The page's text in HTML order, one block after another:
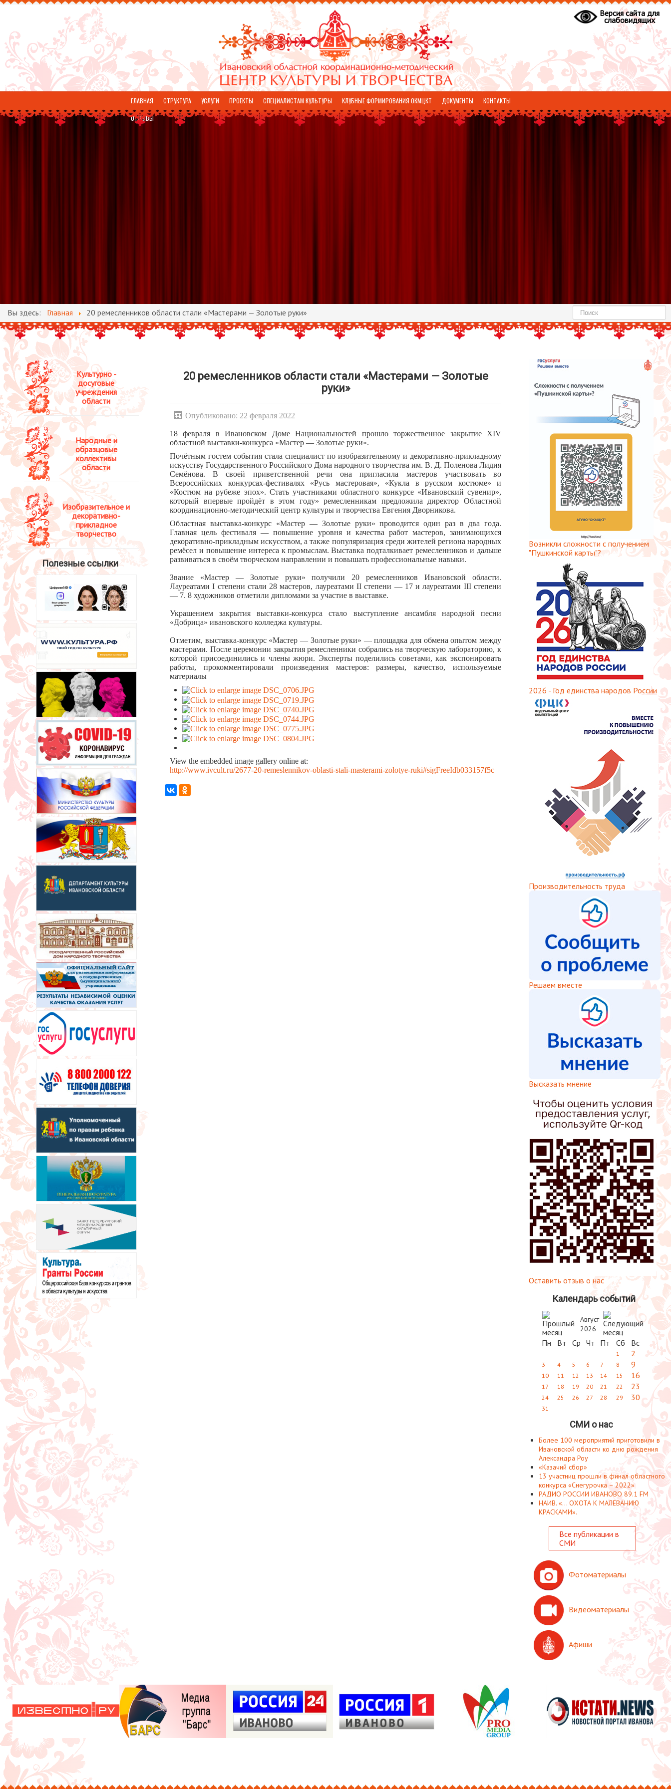
Версия сайта для
слабовидящих
ГЛАВНАЯ СТРУКТУРА УСЛУГИ ПРОЕКТЫ СПЕЦИАЛИСТАМ КУЛЬТУРЫ КЛУБНЫЕ ФОРМИРОВАНИЯ ОКМЦКТ ДОКУМЕНТЫ КОНТАКТЫ
ОТЗЫВЫ
Вы здесь: Главная 20 ремесленников области стали «Мастерами — Золотые руки» Найти
Культурно -
досуговые
учреждения
области
Народные и
образцовые
коллективы
области
Изобразительное и
декоративно-
прикладное
творчество
Полезные ссылки
20 ремесленников области стали «Мастерами — Золотые
руки»
Опубликовано: 22 февраля 2022
18 февраля в Ивановском Доме Национальностей прошло торжественное закрытие XIV
областной выставки-конкурса «Мастер — Золотые руки».
Почётным гостем события стала специалист по изобразительному и декоративно-прикладному
искусству Государственного Российского Дома народного творчества им. В. Д. Поленова Лидия
Семёнова. В своей приветственной речи она пригласила мастеров участвовать во
Всероссийских конкурсах-фестивалях «Русь мастеровая», «Кукла в русском костюме» и
«Костюм на рубеже эпох». Стать участниками областного конкурсе «Ивановский сувенир»,
который впервые пройдёт в этом году» ремесленникам предложила директор Областной
координационно-методический центр культуры и творчества Евгения Дворникова.
Областная выставка-конкурс «Мастер — Золотые руки» проводится один раз в два года.
Главная цель фестиваля — повышение уровня и качества работ мастеров, занимающихся
декоративно-прикладным искусством, а также популяризация среди жителей региона народных
ремёсел и повышение интереса к промыслам. Выставка подталкивает ремесленников и дальше
развиваться в своём творческом направлении и повышать профессиональные навыки.
Звание «Мастер — Золотые руки» получили 20 ремесленников Ивановской области.
Лауреатами I степени стали 28 мастеров, лауреатами II степени — 17 и лауреатами III степени
— 7. 8 художников отметили дипломами за участие в выставке.
Украшением закрытия выставки-конкурса стало выступление ансамбля народной песни
«Добрица» ивановского колледжа культуры.
Отметим, выставка-конкурс «Мастер — Золотые руки» — площадка для обмена опытом между
мастерами. После церемонии закрытия ремесленники собрались на творческую лабораторию, к
которой присоединились и члены жюри. Эксперты поделились советами, как экспонировать
работы, прокомментировали произведения мастеров: размеры, качество, используемые
материалы
View the embedded image gallery online at:
http://www.ivcult.ru/2677-20-remeslennikov-oblasti-stali-masterami-zolotye-ruki#sigFreeIdb033157f5c
Возникли сложности с получением
"Пушкинской карты"?
2026 - Год единства народов России
Производительность труда
Решаем вместе
Высказать мнение
Оставить отзыв о нас
Календарь событий
Август
2026
Пн Вт Ср Чт Пт Сб Вс
1 2
3 4 5 6 7 8 9
10 11 12 13 14 15 16
17 18 19 20 21 22 23
24 25 26 27 28 29 30
31
СМИ о нас
Более 100 мероприятий приготовили в
Ивановской области ко дню рождения
Александра Роу
«Казачий сбор»
13 участниц прошли в финал областного
конкурса «Снегурочка – 2022»
РАДИО РОССИИ ИВАНОВО 89.1 FM
НАИВ. «... ОХОТА К МАЛЕВАНИЮ
КРАСКАМИ».
Все публикации в
СМИ
Фотоматериалы
Видеоматериалы
Афиши